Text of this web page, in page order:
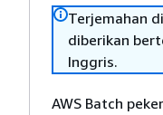
Terjemahan
diberikan
Inggris.
AWS Batch